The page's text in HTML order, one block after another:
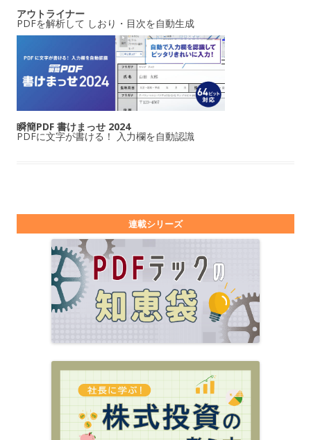
アウトライナー
PDFを解析して しおり・目次を自動生成
瞬簡PDF 書けまっせ 2024
PDFに文字が書ける！ 入力欄を自動認識
連載シリーズ